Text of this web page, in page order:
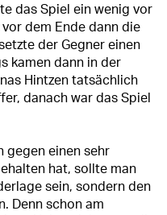
das Spiel ein wenig vor
dem Ende dann die
der Gegner einen
kamen dann in der
Hintzen tatsächlich
danach war das Spiel
gegen einen sehr
hat, sollte man
sein, sondern den
Denn schon am